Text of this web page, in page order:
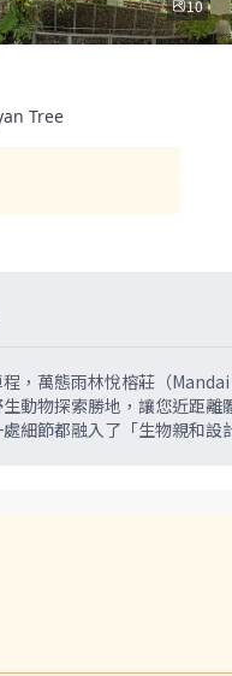
10
Tree
，萬態雨林悅榕莊（
動物探索勝地，讓您近距
細節都融入了「生物親和